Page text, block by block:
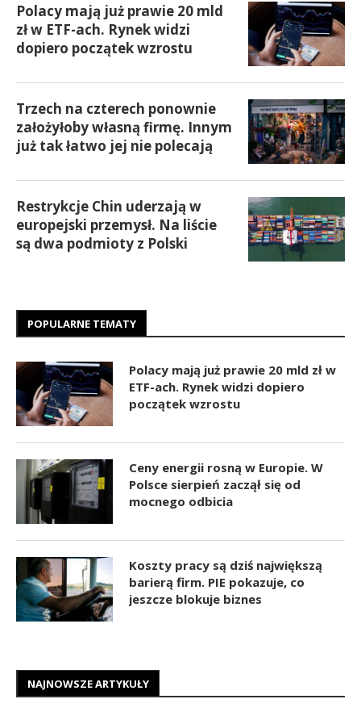
Polacy mają już prawie 20 mld
zł w ETF-ach. Rynek widzi
dopiero początek wzrostu
Trzech na czterech ponownie
założyłoby własną firmę. Innym
już tak łatwo jej nie polecają
Restrykcje Chin uderzają w
europejski przemysł. Na liście
są dwa podmioty z Polski
POPULARNE TEMATY
Polacy mają już prawie 20 mld zł w
ETF-ach. Rynek widzi dopiero
początek wzrostu
Ceny energii rosną w Europie. W
Polsce sierpień zaczął się od
mocnego odbicia
Koszty pracy są dziś największą
barierą firm. PIE pokazuje, co
jeszcze blokuje biznes
NAJNOWSZE ARTYKUŁY